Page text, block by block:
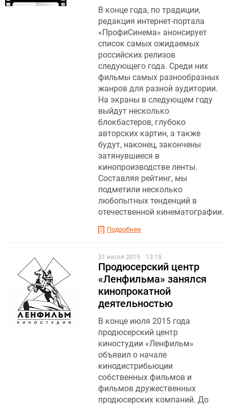
В конце года, по традиции,
редакция интернет-портала
«ПрофиСинема» анонсирует
список самых ожидаемых
российских релизов
следующего года. Среди них
фильмы самых разнообразных
жанров для разной аудитории.
На экраны в следующем году
выйдут несколько
блокбастеров, глубоко
авторских картин, а также
будут, наконец, закончены
затянувшиеся в
кинопроизводстве ленты.
Составляя рейтинг, мы
подметили несколько
любопытных тенденций в
отечественной кинематографии.
Подробнее
31 июля 2015 13:15
Продюсерский центр
«Ленфильма» занялся
кинопрокатной
деятельностью
В конце июля 2015 года
продюсерский центр
киностудии «Ленфильм»
объявил о начале
кинодистрибьюции
собственных фильмов и
фильмов дружественных
продюсерских компаний. До